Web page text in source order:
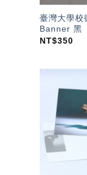
臺灣大學
Banner 黑
NT$350